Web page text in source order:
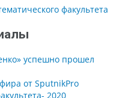
факультета
успешно прошел
от SputnikPro
2020